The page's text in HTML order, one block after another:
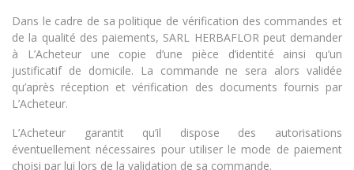
Dans le cadre de sa politique de vérification des commandes et
de la qualité des paiements, SARL HERBAFLOR peut demander
à L’Acheteur une copie d’une pièce d’identité ainsi qu’un
justificatif de domicile. La commande ne sera alors validée
qu’après réception et vérification des documents fournis par
L’Acheteur.
L’Acheteur garantit qu’il dispose des autorisations
éventuellement nécessaires pour utiliser le mode de paiement
choisi par lui lors de la validation de sa commande.